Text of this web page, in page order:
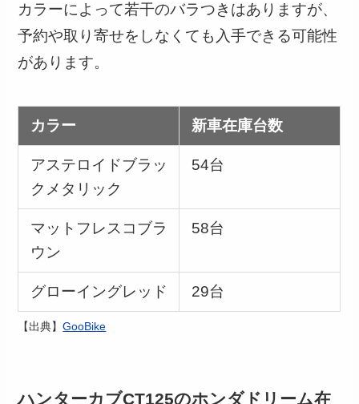
カラーによって若干のバラつきはありますが、
予約や取り寄せをしなくても入手できる可能性
があります。
カラー 新車在庫台数
アステロイドブラッ
クメタリック
54台
マットフレスコブラ
ウン
58台
グローイングレッド 29台
【出典】GooBike
ハンターカブCT125のホンダドリーム在